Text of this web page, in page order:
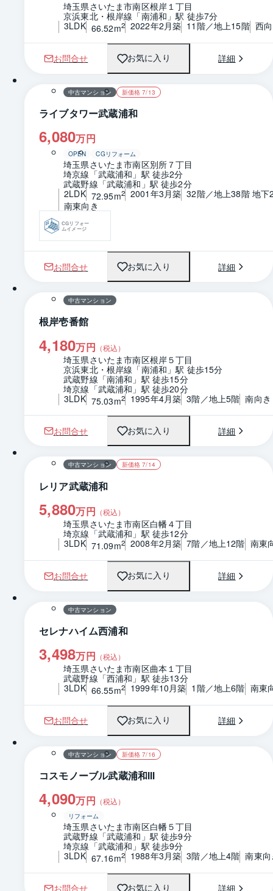
埼玉県さいたま市南区根岸１丁目
京浜東北・根岸線「南浦和」駅 徒歩7分
3LDK 66.52m2 2022年2月築 11階／地上15階 西
お問合せ お気に入り 詳細
1 / 0 間取り
中古マンション 新価格 7/13
ライブタワー武蔵浦和
6,080万円
OPEN CGリフォーム
埼玉県さいたま市南区別所７丁目
埼京線「武蔵浦和」駅 徒歩2分
武蔵野線「武蔵浦和」駅 徒歩2分
2LDK 72.95m2 2001年3月築 32階／地上38階 地下
南東向き
CGリフォー
ムイメージ
お問合せ お気に入り 詳細
1 / 0 間取り
中古マンション
根岸壱番館
4,180万円 （税込）
埼玉県さいたま市南区根岸５丁目
京浜東北・根岸線「南浦和」駅 徒歩15分
武蔵野線「南浦和」駅 徒歩15分
埼京線「武蔵浦和」駅 徒歩20分
3LDK 75.03m2 1995年4月築 3階／地上5階 南向き
お問合せ お気に入り 詳細
1 / 0 間取り
中古マンション 新価格 7/14
レリア武蔵浦和
5,880万円 （税込）
埼玉県さいたま市南区白幡４丁目
埼京線「武蔵浦和」駅 徒歩12分
3LDK 71.09m2 2008年2月築 7階／地上12階 南東
お問合せ お気に入り 詳細
1 / 0 間取り
中古マンション
セレナハイム西浦和
3,498万円 （税込）
埼玉県さいたま市南区曲本１丁目
武蔵野線「西浦和」駅 徒歩13分
3LDK 66.55m2 1999年10月築 1階／地上6階 南東
お問合せ お気に入り 詳細
1 / 0 間取り
中古マンション 新価格 7/16
コスモノーブル武蔵浦和Ⅲ
4,090万円 （税込）
リフォーム
埼玉県さいたま市南区白幡５丁目
武蔵野線「武蔵浦和」駅 徒歩9分
埼京線「武蔵浦和」駅 徒歩9分
3LDK 67.16m2 1988年3月築 3階／地上4階 南東
お問合せ お気に入り 詳細